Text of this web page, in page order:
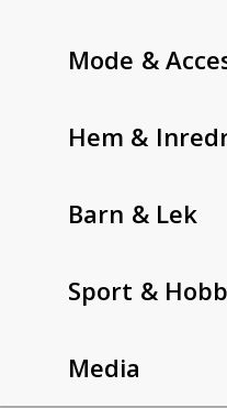
Mode &
Hem &
Barn & Lek
Sport &
Media